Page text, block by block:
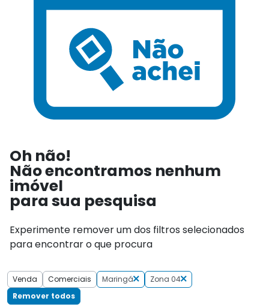
Venda Comerciais Maringá
Zona 04
Remover todos
Oh não!
Não encontramos nenhum
imóvel
para sua pesquisa
Experimente remover um dos filtros selecionados
para encontrar o que procura